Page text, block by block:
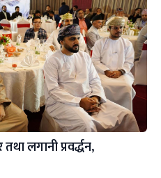
लगानी प्रवर्द्धन,